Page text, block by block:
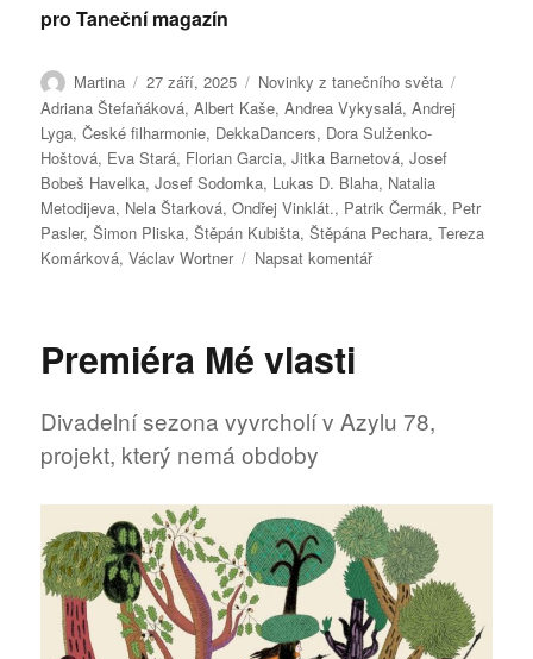
pro Taneční magazín
Autor:
Martina Publikováno:
27 září, 2025 Rubriky:
Novinky z tanečního světa
Adriana Štefaňáková,Albert Kaše,Andrea Vykysalá,Andrej
Lyga,České filharmonie, DekkaDancers, Dora Sulženko-
Hoštová, Eva Stará, Florian Garcia,Jitka Barnetová,Josef
Bobeš Havelka,Josef Sodomka, Lukas D. Blaha, Natalia
Metodijeva, Nela Štarková,Ondřej Vinklát., Patrik Čermák, Petr
Pasler,Šimon Pliska,Štěpán Kubišta,Štěpána Pechara,Tereza
Komárková,Václav Wortner Napsat komentářpro
míří
Premiéra Mé vlasti
Divadelní sezona vyvrcholí v Azylu 78,
projekt, který nemá obdoby